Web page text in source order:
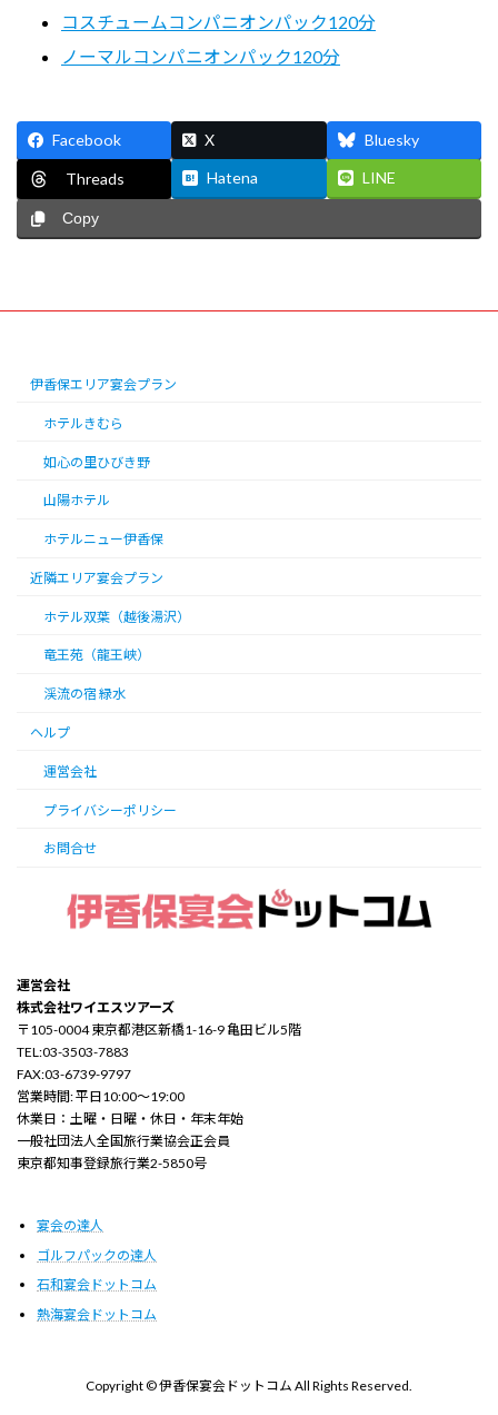
コスチュームコンパニオンパック120分
ノーマルコンパニオンパック120分
Facebook X Bluesky
Threads Hatena LINE
Copy
伊香保エリア宴会プラン
ホテルきむら
如心の里ひびき野
山陽ホテル
ホテルニュー伊香保
近隣エリア宴会プラン
ホテル双葉（越後湯沢）
竜王苑（龍王峡）
渓流の宿 緑水
ヘルプ
運営会社
プライバシーポリシー
お問合せ
運営会社
株式会社ワイエスツアーズ
〒105-0004 東京都港区新橋1-16-9 亀田ビル5階
TEL:03-3503-7883
FAX:03-6739-9797
営業時間: 平日10:00～19:00
休業日：土曜・日曜・休日・年末年始
一般社団法人全国旅行業協会正会員
東京都知事登録旅行業2-5850号
宴会の達人
ゴルフパックの達人
石和宴会ドットコム
熱海宴会ドットコム
Copyright © 伊香保宴会ドットコム All Rights Reserved.